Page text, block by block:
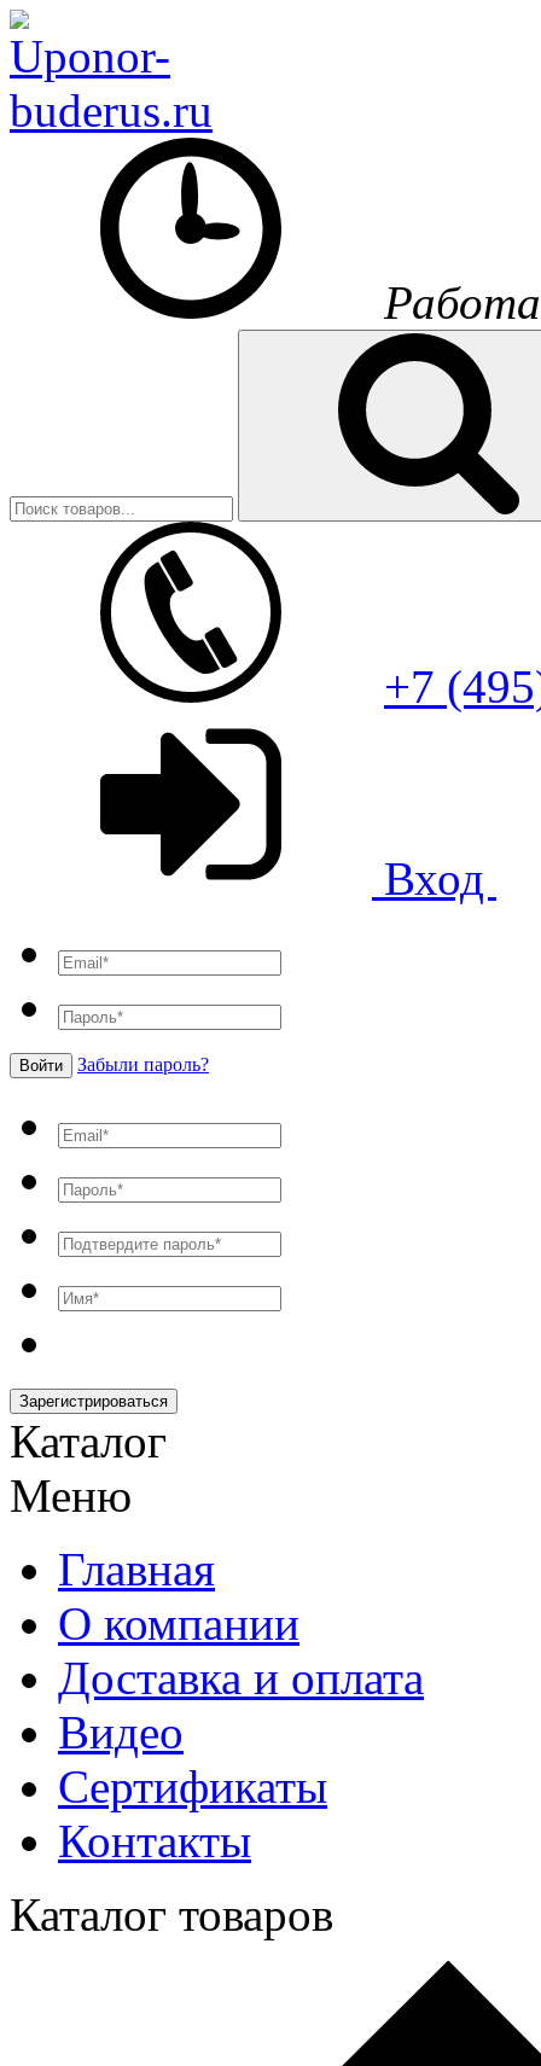
+7
Вход
Войти Забыли пароль?
Зарегистрироваться
Каталог
Меню
Главная
О компании
Доставка и оплата
Видео
Сертификаты
Контакты
Каталог товаров